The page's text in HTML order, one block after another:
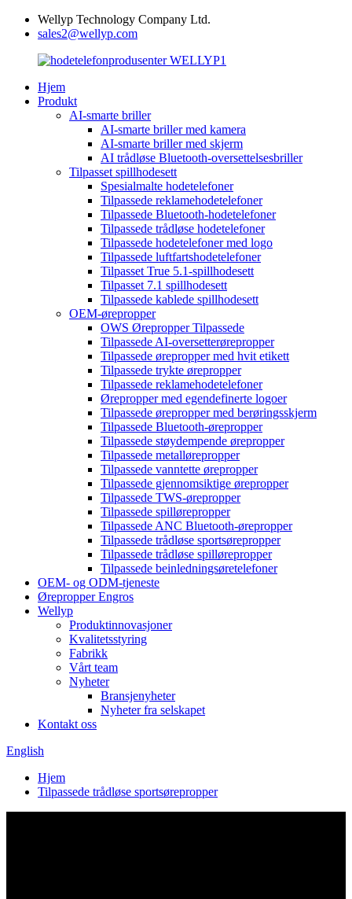
Wellyp Technology Company Ltd.
sales2@wellyp.com
Hjem
Produkt
AI-smarte briller
AI-smarte briller med kamera
AI-smarte briller med skjerm
AI trådløse Bluetooth-oversettelsesbriller
Tilpasset spillhodesett
Spesialmalte hodetelefoner
Tilpassede reklamehodetelefoner
Tilpassede Bluetooth-hodetelefoner
Tilpassede trådløse hodetelefoner
Tilpassede hodetelefoner med logo
Tilpassede luftfartshodetelefoner
Tilpasset True 5.1-spillhodesett
Tilpasset 7.1 spillhodesett
Tilpassede kablede spillhodesett
OEM-ørepropper
OWS Ørepropper Tilpassede
Tilpassede AI-oversetterørepropper
Tilpassede ørepropper med hvit etikett
Tilpassede trykte ørepropper
Tilpassede reklamehodetelefoner
Ørepropper med egendefinerte logoer
Tilpassede ørepropper med berøringsskjerm
Tilpassede Bluetooth-ørepropper
Tilpassede støydempende ørepropper
Tilpassede metallørepropper
Tilpassede vanntette ørepropper
Tilpassede gjennomsiktige ørepropper
Tilpassede TWS-ørepropper
Tilpassede spillørepropper
Tilpassede ANC Bluetooth-ørepropper
Tilpassede trådløse sportsørepropper
Tilpassede trådløse spillørepropper
Tilpassede beinledningsøretelefoner
OEM- og ODM-tjeneste
Ørepropper Engros
Wellyp
Produktinnovasjoner
Kvalitetsstyring
Fabrikk
Vårt team
Nyheter
Bransjenyheter
Nyheter fra selskapet
Kontakt oss
English
Hjem
Tilpassede trådløse sportsørepropper